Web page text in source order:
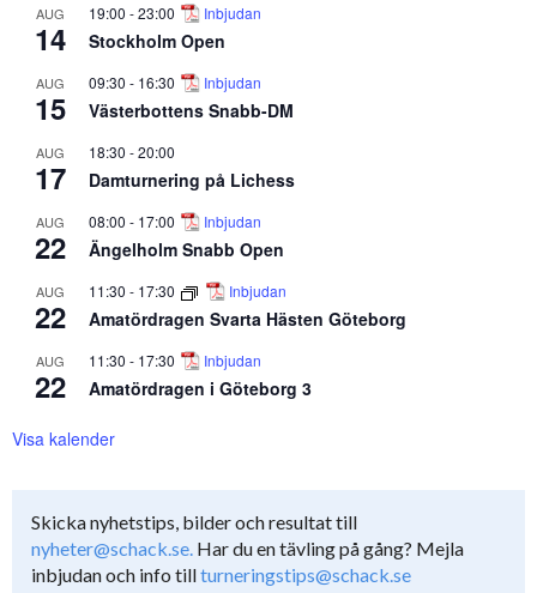
AUG
14
19:00 -23:00 Inbjudan
Stockholm Open
AUG
15
09:30 - 16:30 Inbjudan
Västerbottens Snabb-DM
AUG
17
18:30 -20:00
Damturnering på Lichess
AUG
22
08:00 - 17:00 Inbjudan
Ängelholm Snabb Open
AUG
22
11:30 - 17:30 Inbjudan
Amatördragen Svarta Hästen Göteborg
AUG
22
11:30 - 17:30 Inbjudan
Amatördragen i Göteborg 3
Visa kalender
Skicka nyhetstips, bilder och resultat till
nyheter@schack.se. Har du en tävling på gång? Mejla
inbjudan och info tillturneringstips@schack.se